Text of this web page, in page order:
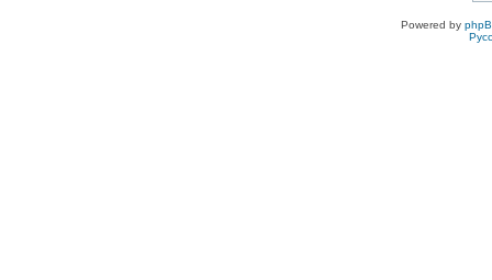
Powered by